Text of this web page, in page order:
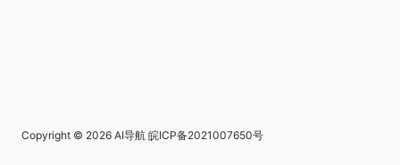
Copyright © 2026 AI导航 皖ICP备2021007650号